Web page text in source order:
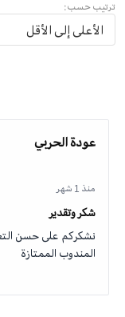
ترتيب حسب:
الأعلى إلى الأقل
عودة الحربي
منذ 1 شهر
شكر وتقدير
نشكركم على حسن
المندوب الممتازة